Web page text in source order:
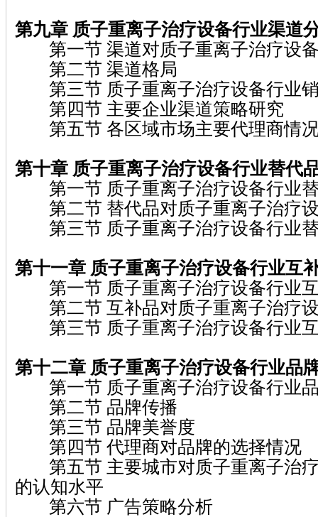
第九章 质子重离子治疗设备行业渠道
第一节 渠道对质子重离子治疗设
第二节 渠道格局
第三节 质子重离子治疗设备行业
第四节 主要企业渠道策略研究
第五节 各区域市场主要代理商情
第十章 质子重离子治疗设备行业替代
第一节 质子重离子治疗设备行业
第二节 替代品对质子重离子治疗
第三节 质子重离子治疗设备行业
第十一章 质子重离子治疗设备行业互
第一节 质子重离子治疗设备行业
第二节 互补品对质子重离子治疗
第三节 质子重离子治疗设备行业
第十二章 质子重离子治疗设备行业品
第一节 质子重离子治疗设备行业
第二节 品牌传播
第三节 品牌美誉度
第四节 代理商对品牌的选择情况
第五节 主要城市对质子重离子治
的认知水平
第六节 广告策略分析